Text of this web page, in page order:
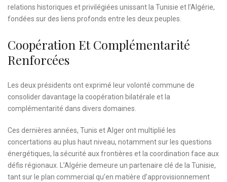
relations historiques et privilégiées unissant la Tunisie et l’Algérie,
fondées sur des liens profonds entre les deux peuples.
Coopération Et Complémentarité
Renforcées
Les deux présidents ont exprimé leur volonté commune de
consolider davantage la coopération bilatérale et la
complémentarité dans divers domaines.
Ces dernières années, Tunis et Alger ont multiplié les
concertations au plus haut niveau, notamment sur les questions
énergétiques, la sécurité aux frontières et la coordination face aux
défis régionaux. L’Algérie demeure un partenaire clé de la Tunisie,
tant sur le plan commercial qu’en matière d’approvisionnement